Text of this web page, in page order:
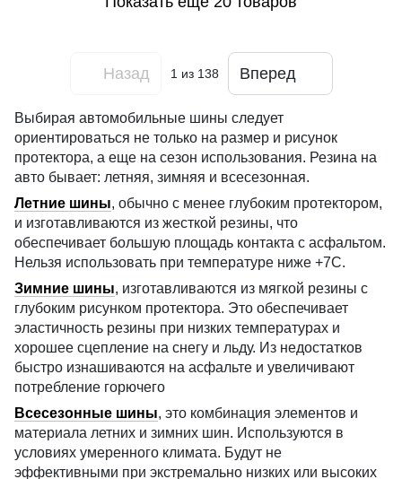
Назад 1 из 138 Вперед
Выбирая автомобильные шины следует
ориентироваться не только на размер и рисунок
протектора, а еще на сезон использования. Резина на
авто бывает: летняя, зимняя и всесезонная.
Летние шины, обычно с менее глубоким протектором,
и изготавливаются из жесткой резины, что
обеспечивает большую площадь контакта с асфальтом.
Нельзя использовать при температуре ниже +7С.
Зимние шины, изготавливаются из мягкой резины с
глубоким рисунком протектора. Это обеспечивает
эластичность резины при низких температурах и
хорошее сцепление на снегу и льду. Из недостатков
быстро изнашиваются на асфальте и увеличивают
потребление горючего
Всесезонные шины, это комбинация элементов и
материала летних и зимних шин. Используются в
условиях умеренного климата. Будут не
эффективными при экстремально низких или высоких